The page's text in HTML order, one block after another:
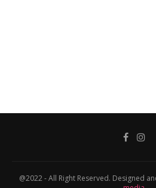
@2022 - All Right Reserved. Designed